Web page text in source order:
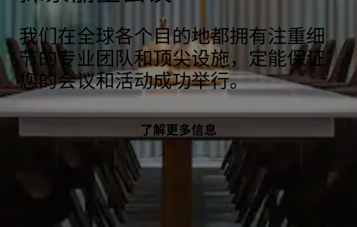
我们在全球各个目的地都拥有注重细
节的专业团队和顶尖设施，定能保证
您的会议和活动成功举行。
了解更多信息